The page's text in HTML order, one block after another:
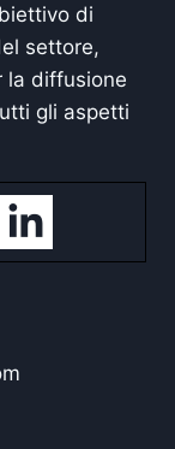
di
settore,
la diffusione
gli aspetti